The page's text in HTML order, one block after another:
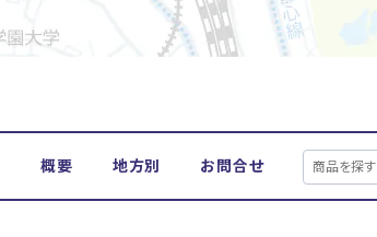
概要 地方別 お問合せ